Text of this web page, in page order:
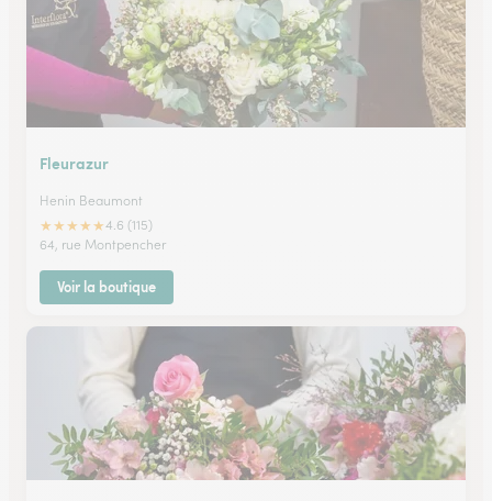
Fleurazur
Henin Beaumont
★★★★★4.6 (115)
64, rue Montpencher
Voir la boutique